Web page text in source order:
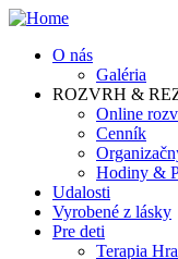
Skočiť
hlavnýO nás
Galéria
ROZVRH &
Online
Cenník
Hodiny &
Udalosti
Vyrobené z lásky
Pre deti
Terapia